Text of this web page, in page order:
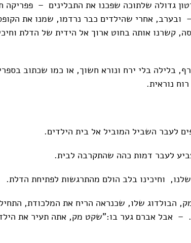
גדולה שלתוכה שפכנו את התבלינים – פפריקה
ובערב, אחרי שהילדים כבר נרדמו, שמנו את
קשרנו אותה בחוט ארוך אל הידית של הדלת
בלילה בלי ירח ונורא חשוך, או כמו שכתוב
נוראית.
לעבר השביל המוביל אל בית הילדים.
לעבר דמות כהה שהתקרבה לבית.
וחיכינו בלב הולם מהתרגשות לפתיחת הדלת.
הבולדוג שלו, שכנראה הריח את המלכודת,
אבל אברם גער בו:"שקט מק, אתה תעיר את